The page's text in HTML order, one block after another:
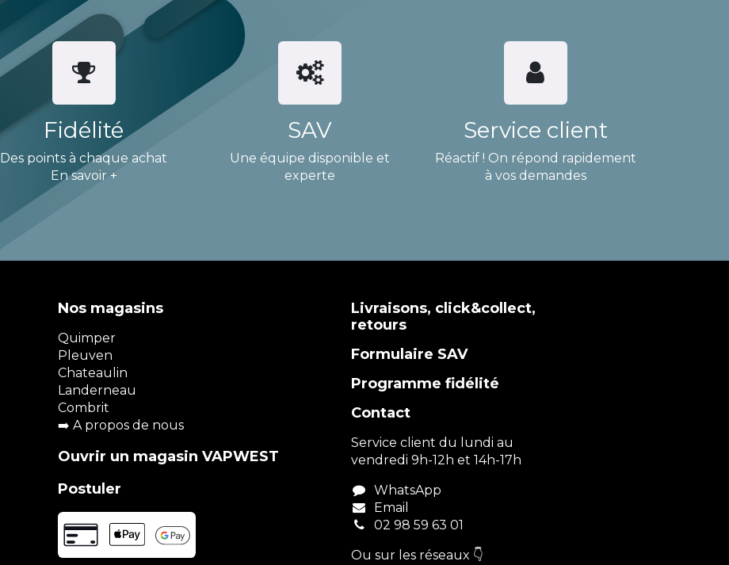
Fidélité
Des points à chaque achat
En savoir +
SAV
Une équipe disponible et
experte
Service client
Réactif ! On répond rapidement
à vos demandes
Livraisons, click&collect,
retours
Formulaire SAV
Programme fidélité
Contact
Service client du lundi au
vendredi 9h-12h et 14h-17h
WhatsApp
Email
02 98 59 63 01
Ou sur les réseaux 👇
Nos magasins
Quimper
Pleuven
Chateaulin
Landerneau
Combrit
➡️ A propos de nous
Ouvrir un magasin VAPWEST
Postuler